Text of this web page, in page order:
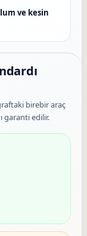
ve kesin
birebir araç
garanti edilir.